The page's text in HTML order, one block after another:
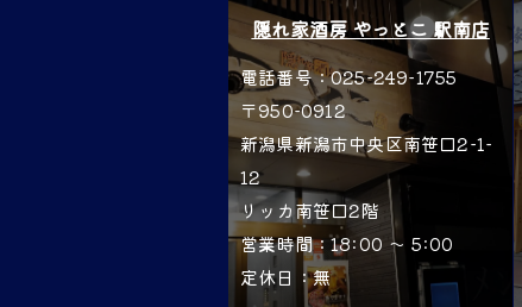
隠れ家酒房 やっとこ 駅南店
電話番号：025-249-1755
〒950-0912
新潟県新潟市中央区南笹口2-1-
12
リッカ南笹口2階
営業時間：18:00 〜 5:00
定休日：無